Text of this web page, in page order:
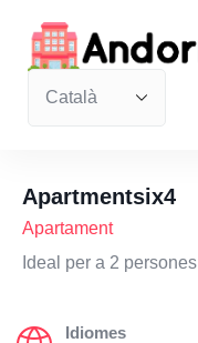
Apartmentsix4
Apartament
Ideal per a 2 persones
Idiomes